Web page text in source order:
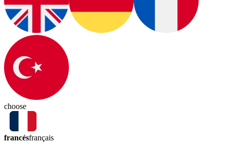
choose
francésfrançais